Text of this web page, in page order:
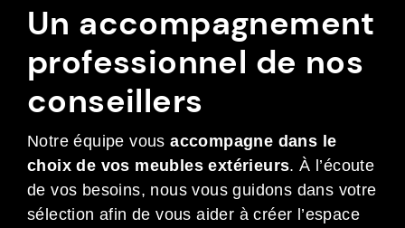
Un accompagnement
professionnel de nos
conseillers
Notre équipe vousaccompagne dans le
choix de vos meubles extérieurs. À l’écoute
de vos besoins, nous vous guidons dans votre
sélection afin de vous aider à créer l’espace